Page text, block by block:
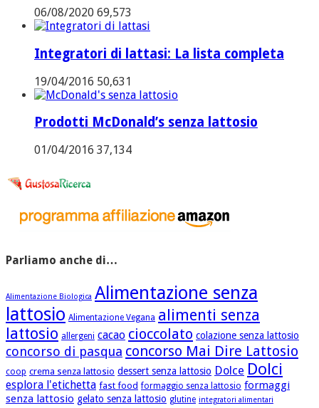
06/08/2020 69,573
Integratori di lattasi: La lista completa
19/04/2016 50,631
Prodotti McDonald’s senza lattosio
01/04/2016 37,134
Parliamo anche di…
Alimentazione Biologica Alimentazione senza
lattosio Alimentazione Vegana alimenti senza
lattosio allergeni cacao cioccolato colazione senza lattosio
concorso di pasqua concorso Mai Dire Lattosio
coop crema senza lattosio dessert senza lattosio Dolce Dolci
esplora l'etichetta fast food formaggio senza lattosio formaggi
senza lattosio gelato senza lattosio glutine integratori alimentari